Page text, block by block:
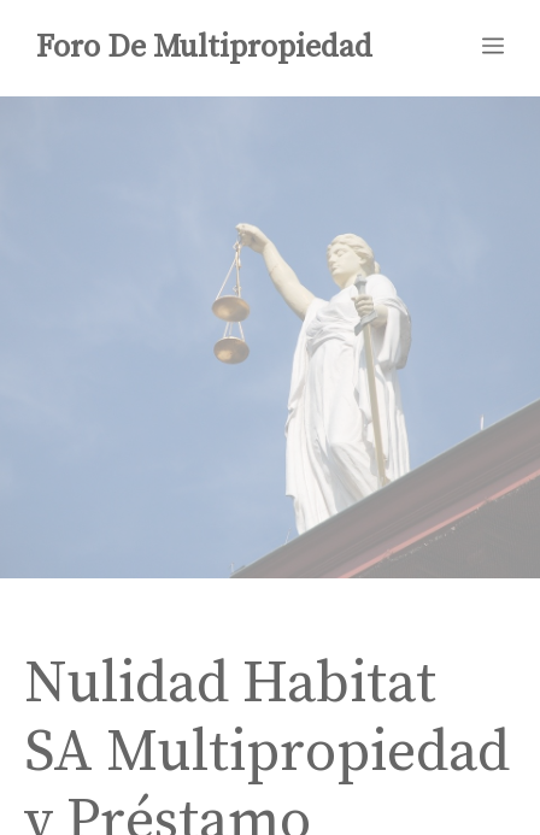
Foro De Multipropiedad
Nulidad Habitat
SA Multipropiedad